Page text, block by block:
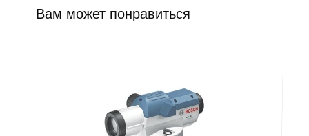
Вам может понравиться